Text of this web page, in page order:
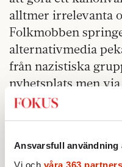
Ansvarsfull användning
Vi och våra 363 partners
alltmer irrelevanta
Folkmobben
alternativmedia
från nazistiska
nyhetsplats men
sociala medier. Hur
marginaliserat
broschyrer